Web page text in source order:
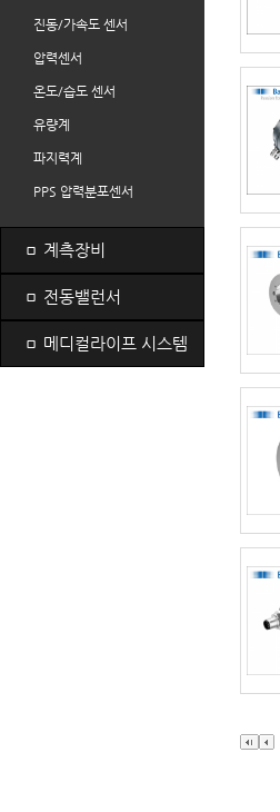
진동/가속도 센서
압력센서
온도/습도 센서
유량계
파지력계
PPS 압력분포센서
ㅁ 계측장비
ㅁ 전동밸런서
ㅁ 메디컬라이프 시스템